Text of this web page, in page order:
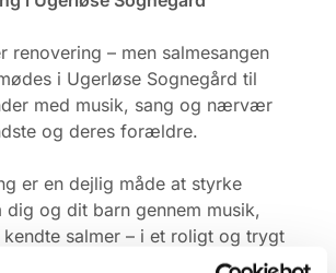
renovering – men salmesangen
i Ugerløse Sognegård til
med musik, sang og nærvær
og deres forældre.
er en dejlig måde at styrke
dig og dit barn gennem musik,
salmer – i et roligt og trygt